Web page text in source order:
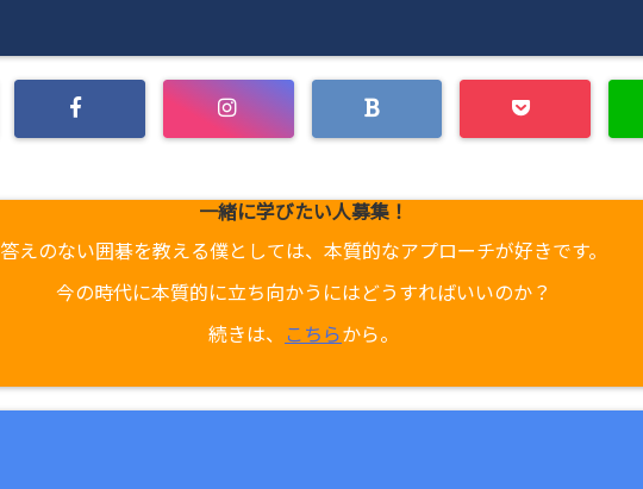
一緒に学びたい人募集！
答えのない囲碁を教える僕としては、本質的なアプローチが好きです。
今の時代に本質的に立ち向かうにはどうすればいいのか？
続きは、 こちらから。